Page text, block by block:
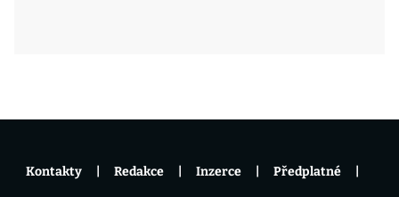
Kontakty Redakce Inzerce Předplatné